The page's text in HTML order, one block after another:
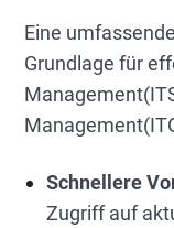
Eine
Grundlage für
Schnellere
Zugriff auf